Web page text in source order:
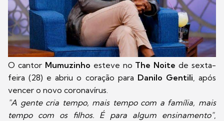
O cantorMumuzinho esteve no The Noite de sexta-
feira (28) e abriu o coração para Danilo Gentili , após
vencer o novo coronavírus.
"A gente cria tempo, mais tempo com a família, mais
tempo com os filhos. É para algum ensinamento",